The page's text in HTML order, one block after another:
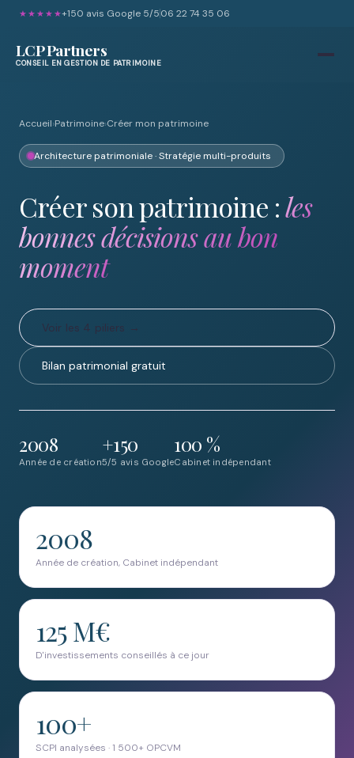
★★★★★+150 avis Google 5/506 22 74 35 06
LCP Partners
CONSEIL EN GESTION DE PATRIMOINE
Accueil›Patrimoine›Créer mon patrimoine
Architecture patrimoniale · Stratégie multi-produits
Créer son patrimoine :les
bonnes décisions au bon
moment
Voir les 4 piliers →
Bilan patrimonial gratuit
2008
Année de création
+150
5/5 avis Google
100 %
Cabinet indépendant
2008
Année de création, Cabinet indépendant
125 M€
D'investissements conseillés à ce jour
100+
SCPI analysées · 1 500+ OPCVM